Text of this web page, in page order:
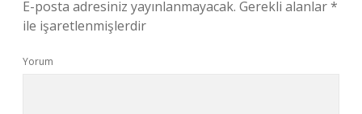
E-posta adresiniz yayınlanmayacak. Gerekli alanlar*
ile işaretlenmişlerdir
Yorum